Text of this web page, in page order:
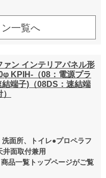
一覧へ
ァン インテリアパネル形
KPIH-（08：電源プラ
端子)（08DS：速結端
面所、トイレ●プロペラフ
井面取付兼用
品一覧トップページがご覧